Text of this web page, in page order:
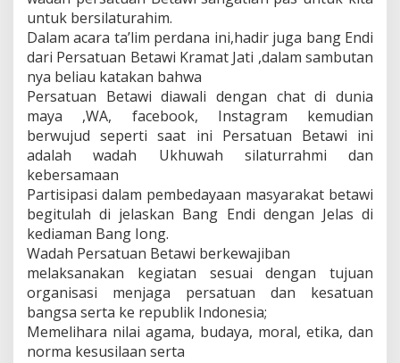
untuk bersilaturahim.
Dalam acara ta’lim perdana ini,hadir juga bang Endi
dari Persatuan Betawi Kramat Jati ,dalam sambutan
nya beliau katakan bahwa
Persatuan Betawi diawali dengan chat di dunia
maya ,WA, facebook, Instagram kemudian
berwujud seperti saat ini Persatuan Betawi ini
adalah wadah Ukhuwah silaturrahmi dan
kebersamaan
Partisipasi dalam pembedayaan masyarakat betawi
begitulah di jelaskan Bang Endi dengan Jelas di
kediaman Bang Iong.
Wadah Persatuan Betawi berkewajiban
melaksanakan kegiatan sesuai dengan tujuan
organisasi menjaga persatuan dan kesatuan
bangsa serta ke republik Indonesia;
Memelihara nilai agama, budaya, moral, etika, dan
norma kesusilaan serta